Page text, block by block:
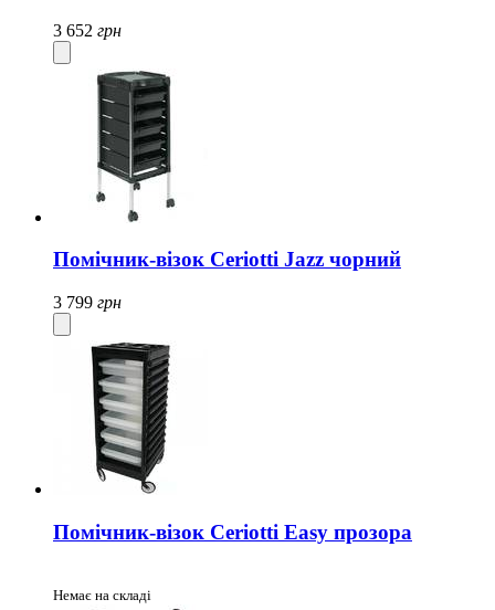
3 652 грн
Помічник-візок Ceriotti Jazz чорний
3 799 грн
Помічник-візок Ceriotti Easy прозора
Немає на складі